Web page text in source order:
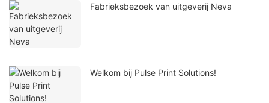
Fabrieksbezoek van uitgeverij Neva
Welkom bij Pulse Print Solutions!